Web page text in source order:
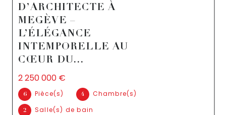
D’ARCHITECTE À
MEGÈVE –
L’ÉLÉGANCE
INTEMPORELLE AU
CŒUR DU...
2 250 000 €
6 Pièce(s) 4 Chambre(s)
2 Salle(s) de bain